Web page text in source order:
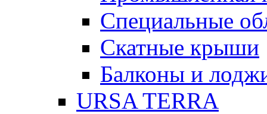
Специальные
Скатные крыши
Балконы и
URSA TERRA